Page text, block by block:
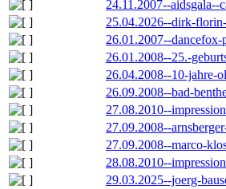
24.11.2007--aidsgala--
25.04.2026--dirk-
26.01.2007--
26.01.2008--25.-
26.04.2008--10-jahre-
26.09.2008--bad-
27.08.2010--
27.09.2008--
27.09.2008--marco-
28.08.2010--
29.03.2025--joerg-